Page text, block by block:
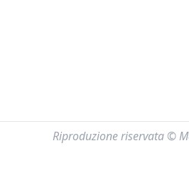
Riproduzione riservata ©